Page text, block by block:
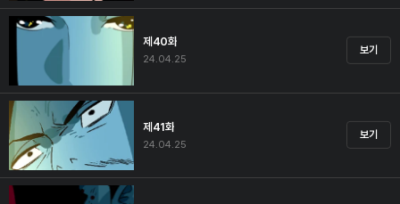
제40화
24.04.25
보기
제41화
24.04.25
보기